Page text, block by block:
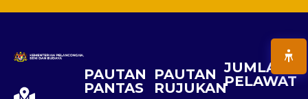
PAUTAN
PANTAS
PAUTAN
RUJUKAN
JUMLAH
PELAWAT